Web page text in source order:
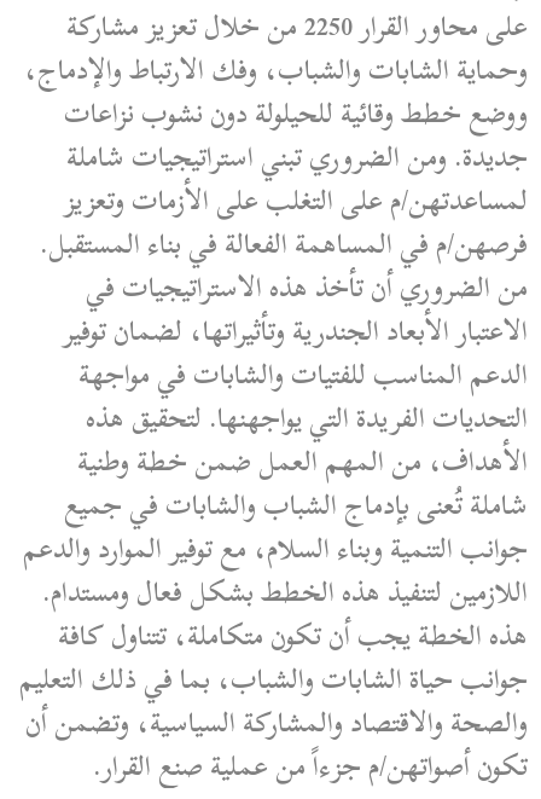
على محاور القرار 2250 من خلال تعزيز مشاركة
وحماية الشابات والشباب، وفك الارتباط والإدماج،
ووضع خطط وقائية للحيلولة دون نشوب نزاعات
جديدة. ومن الضروري تبني استراتيجيات شاملة
لمساعدتهن/م على التغلب على الأزمات وتعزيز
فرصهن/م في المساهمة الفعالة في بناء المستقبل.
من الضروري أن تأخذ هذه الاستراتيجيات في
الاعتبار الأبعاد الجندرية وتأثيراتها، لضمان توفير
الدعم المناسب للفتيات والشابات في مواجهة
التحديات الفريدة التي يواجهنها. لتحقيق هذه
الأهداف، من المهم العمل ضمن خطة وطنية
شاملة تُعنى بإدماج الشباب والشابات في جميع
جوانب التنمية وبناء السلام، مع توفير الموارد والدعم
اللازمين لتنفيذ هذه الخطط بشكل فعال ومستدام.
هذه الخطة يجب أن تكون متكاملة، تتناول كافة
جوانب حياة الشابات والشباب، بما في ذلك التعليم
والصحة والاقتصاد والمشاركة السياسية، وتضمن أن
تكون أصواتهن/م جزءاً من عملية صنع القرار.